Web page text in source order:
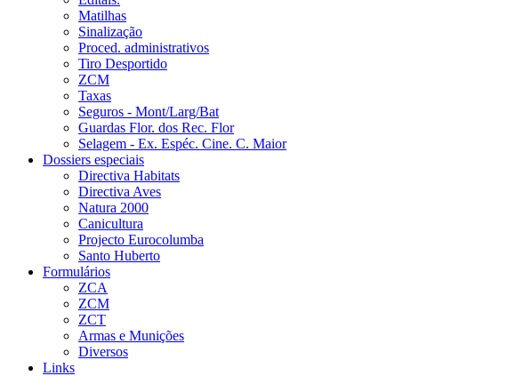
Matilhas
Sinalização
Proced. administrativos
Tiro Desportido
ZCM
Taxas
Seguros - Mont/Larg/Bat
Guardas Flor. dos Rec. Flor
Selagem - Ex. Espéc. Cine. C. Maior
Dossiers especiais
Directiva Habitats
Directiva Aves
Natura 2000
Canicultura
Projecto Eurocolumba
Santo Huberto
Formulários
ZCA
ZCM
ZCT
Armas e Munições
Diversos
Links